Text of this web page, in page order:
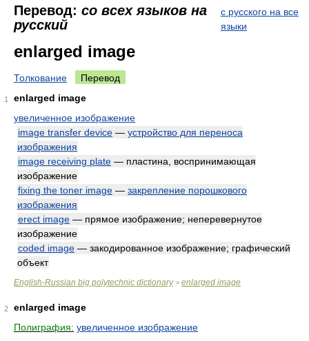
Перевод: со всех языков на
русский
с русского на все
языки
enlarged image
Толкование Перевод
1
enlarged image
увеличенное изображение
image transfer device — устройство для переноса
изображения
image receiving plate — пластина, воспринимающая
изображение
fixing the toner image — закрепление порошкового
изображения
erect image — прямое изображение; неперевернутое
изображение
coded image — закодированное изображение; графический
объект
English-Russian big polytechnic dictionary> enlarged image
2
enlarged image
Полиграфия: увеличенное изображение